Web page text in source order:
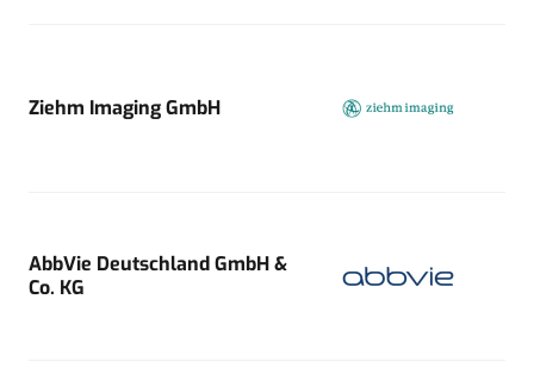
Ziehm Imaging GmbH
AbbVie Deutschland GmbH &
Co. KG